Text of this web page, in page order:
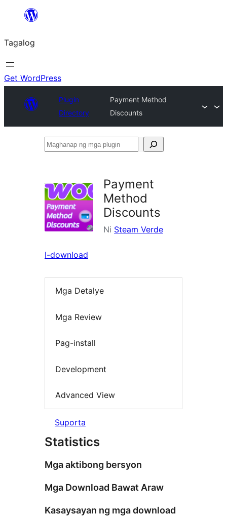
Lumaktaw
sa
content
Tagalog
Get WordPress
Plugin
Directory
Payment Method
Discounts
Maghanap
plugin
Payment
Method
Discounts
Ni Steam Verde
I-download
Mga Detalye
Mga Review
Pag-install
Development
Advanced View
Suporta
Statistics
Mga aktibong bersyon
Mga Download Bawat Araw
Kasaysayan ng mga download